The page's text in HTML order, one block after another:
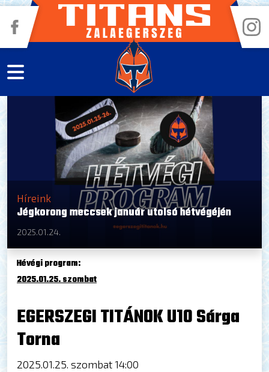
Híreink
Jégkorong meccsek január utolsó hétvégéjén
2025.01.24.
Hévégi program:
2025.01.25. szombat
EGERSZEGI TITÁNOK U10 Sárga
Torna
2025.01.25. szombat 14:00